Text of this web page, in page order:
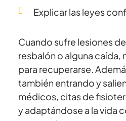
Explicar las leyes
Cuando sufre lesiones
resbalón o alguna
para recuperarse.
también entrando y
médicos, citas de
y adaptándose a la vida